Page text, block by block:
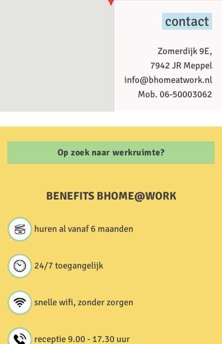
contact
Zomerdijk 9E,
7942 JR Meppel
info@bhomeatwork.nl
Mob. 06-50003062
Op zoek naar werkruimte?
BENEFITS BHOME@WORK
huren al vanaf 6 maanden
24/7 toegangelijk
snelle wifi, zonder zorgen
receptie 9.00 - 17.30 uur